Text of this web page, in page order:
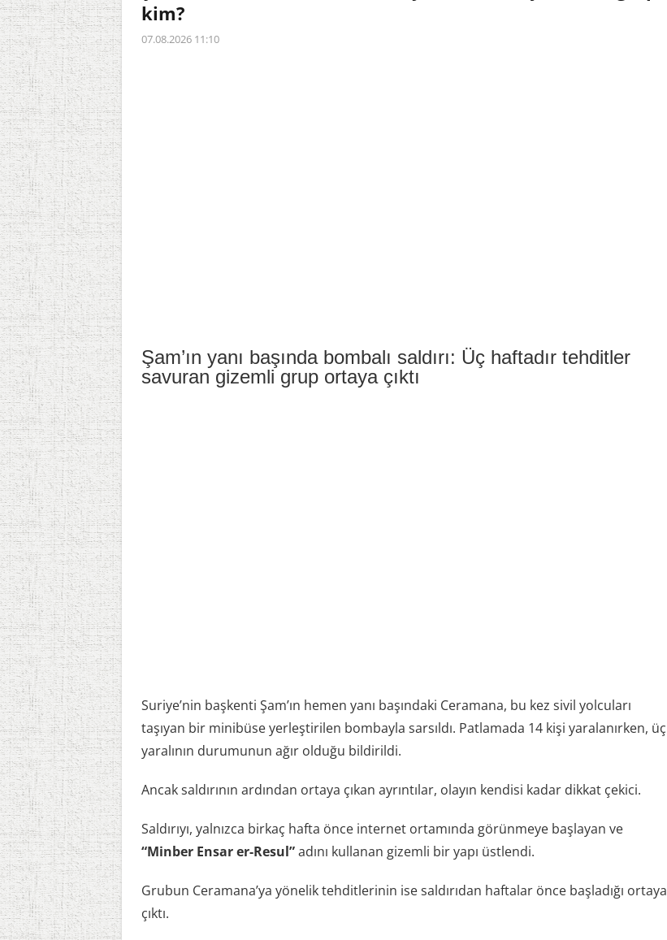
kim?
07.08.2026 11:10
Şam’ın yanı başında bombalı saldırı: Üç haftadır tehditler
savuran gizemli grup ortaya çıktı
Suriye’nin başkenti Şam’ın hemen yanı başındaki Ceramana, bu kez sivil yolcuları
taşıyan bir minibüse yerleştirilen bombayla sarsıldı. Patlamada 14 kişi yaralanırken, üç
yaralının durumunun ağır olduğu bildirildi.
Ancak saldırının ardından ortaya çıkan ayrıntılar, olayın kendisi kadar dikkat çekici.
Saldırıyı, yalnızca birkaç hafta önce internet ortamında görünmeye başlayan ve
“Minber Ensar er-Resul”adını kullanan gizemli bir yapı üstlendi.
Grubun Ceramana’ya yönelik tehditlerinin ise saldırıdan haftalar önce başladığı ortaya
çıktı.